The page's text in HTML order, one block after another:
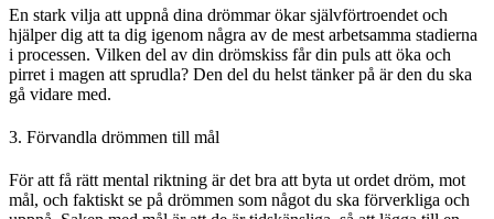
En stark vilja att uppnå dina drömmar ökar självförtroendet och
hjälper dig att ta dig igenom några av de mest arbetsamma stadierna
i processen. Vilken del av din drömskiss får din puls att öka och
pirret i magen att sprudla? Den del du helst tänker på är den du ska
gå vidare med.
3. Förvandla drömmen till mål
För att få rätt mental riktning är det bra att byta ut ordet dröm, mot
mål, och faktiskt se på drömmen som något du ska förverkliga och